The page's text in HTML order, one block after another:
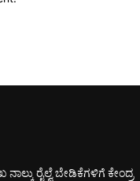
ನಾಲ್ಕು ರೈಲ್ವೆ ಬೇಡಿಕೆಗಳಿಗೆ ಕೇಂದ್ರ